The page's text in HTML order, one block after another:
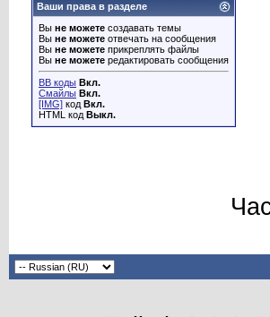
Ваши права в разделе
Вы не можете создавать темы
Вы не можете отвечать на сообщения
Вы не можете прикреплять файлы
Вы не можете редактировать сообщения
BB коды Вкл.
Смайлы Вкл.
[IMG] код Вкл.
HTML код Выкл.